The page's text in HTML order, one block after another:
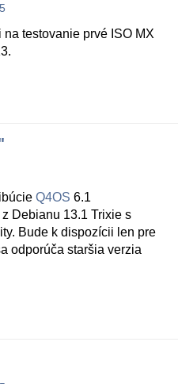
testovanie prvé ISO MX
Q4OS 6.1
Debianu 13.1 Trixie s
Bude k dispozícii len pre
odporúča staršia verzia